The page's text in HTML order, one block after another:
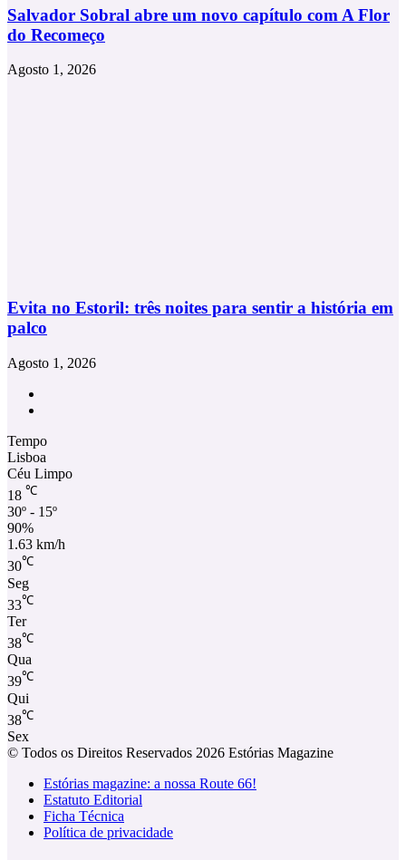
Salvador Sobral abre um novo capítulo com A Flor
do Recomeço
Agosto 1, 2026
Evita no Estoril: três noites para sentir a história em
palco
Agosto 1, 2026
Tempo
Lisboa
Céu Limpo
18 ℃
30º - 15º
90%
1.63 km/h
30℃
Seg
33℃
Ter
38℃
Qua
39℃
Qui
38℃
Sex
© Todos os Direitos Reservados 2026 Estórias Magazine
Estórias magazine: a nossa Route 66!
Estatuto Editorial
Ficha Técnica
Política de privacidade